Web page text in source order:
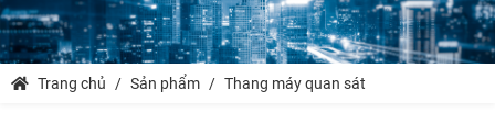
Trang chủ Sản phẩm Thang máy quan sát